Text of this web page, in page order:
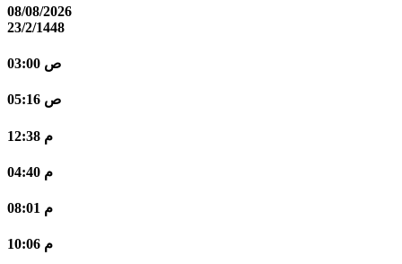
08/08/2026
23/2/1448
03:00 ص
05:16 ص
12:38 م
04:40 م
08:01 م
10:06 م